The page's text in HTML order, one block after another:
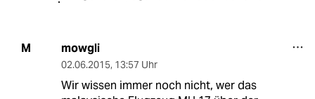
M mowgli
02.06.2015, 13:57 Uhr
Wir wissen immer noch nicht, wer das